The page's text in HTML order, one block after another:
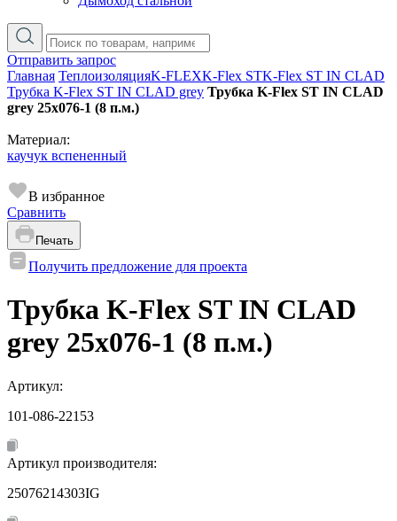
Отправить запрос
Главная ТеплоизоляцияK-FLEXK-Flex STK-Flex ST IN CLAD
Трубка K-Flex ST IN CLAD grey Трубка K-Flex ST IN CLAD
grey 25х076-1 (8 п.м.)
Материал:
каучук вспененный
В избранное
Сравнить
Печать
Получить предложение для проекта
Трубка K-Flex ST IN CLAD
grey 25х076-1 (8 п.м.)
Артикул:
101-086-22153
Артикул производителя:
25076214303IG